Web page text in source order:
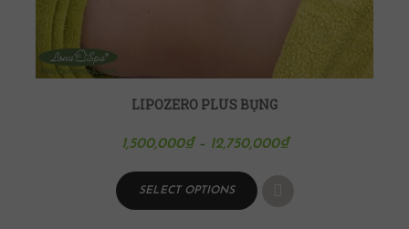
LIPOZERO PLUS BỤNG
1,500,000₫– 12,750,000₫
SELECT OPTIONS